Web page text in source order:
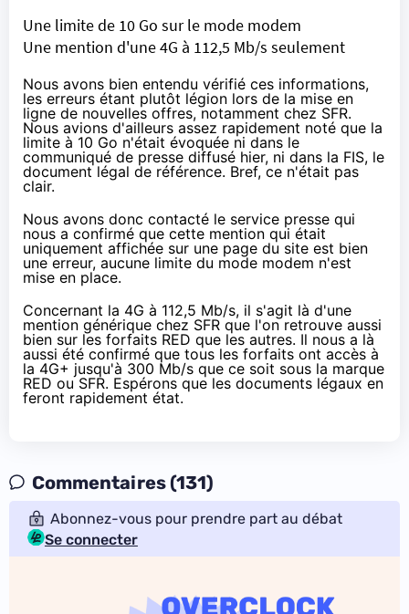
Une limite de 10 Go sur le mode modem
Une mention d'une 4G à 112,5 Mb/s seulement
Nous avons bien entendu vérifié ces informations,
les erreurs étant plutôt légion lors de la mise en
ligne de nouvelles offres, notamment chez SFR.
Nous avions d'ailleurs assez rapidement noté que la
limite à 10 Go n'était évoquée ni dans le
communiqué de presse diffusé hier, ni dans la FIS, le
document légal de référence. Bref, ce n'était pas
clair.
Nous avons donc contacté le service presse qui
nous a confirmé que cette mention qui était
uniquement affichée sur une page du site est bien
une erreur, aucune limite du mode modem n'est
mise en place.
Concernant la 4G à 112,5 Mb/s, il s'agit là d'une
mention générique chez SFR que l'on retrouve aussi
bien sur les forfaits RED que les autres. Il nous a là
aussi été confirmé que tous les forfaits ont accès à
la 4G+ jusqu'à 300 Mb/s que ce soit sous la marque
RED ou SFR. Espérons que les documents légaux en
feront rapidement état.
Commentaires (131)
Abonnez-vous pour prendre part au débat
Se connecter